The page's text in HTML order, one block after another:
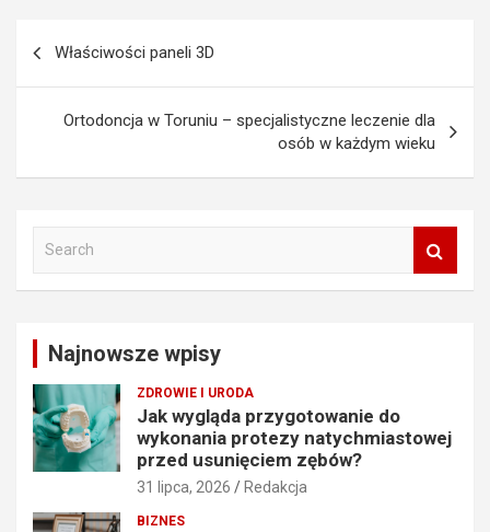
Właściwości paneli 3D
Ortodoncja w Toruniu – specjalistyczne leczenie dla
osób w każdym wieku
Najnowsze wpisy
ZDROWIE I URODA
Jak wygląda przygotowanie do
wykonania protezy natychmiastowej
przed usunięciem zębów?
31 lipca, 2026 Redakcja
BIZNES